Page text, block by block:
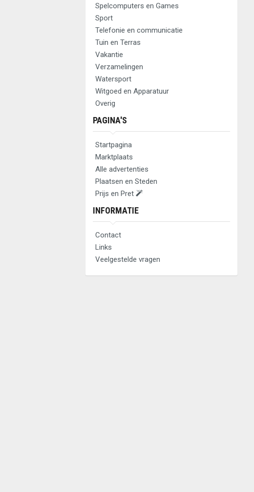
Spelcomputers en Games
Sport
Telefonie en communicatie
Tuin en Terras
Vakantie
Verzamelingen
Watersport
Witgoed en Apparatuur
Overig
PAGINA'S
Startpagina
Marktplaats
Alle advertenties
Plaatsen en Steden
Prijs en Pret
INFORMATIE
Contact
Links
Veelgestelde vragen